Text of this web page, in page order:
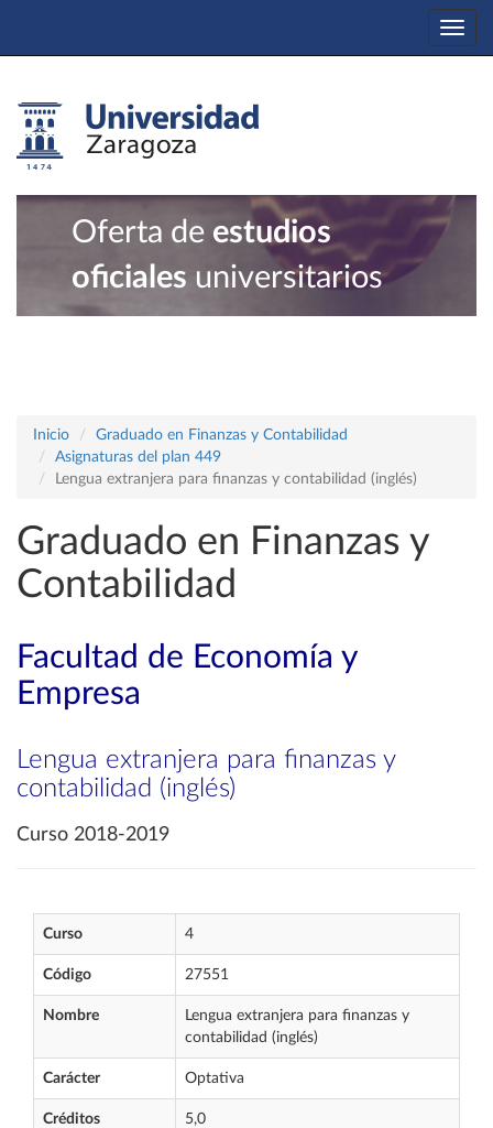
Oferta de estudios
oficiales universitarios
Inicio
Graduado en Finanzas y Contabilidad
Asignaturas del plan 449
Lengua extranjera para finanzas y contabilidad (inglés)
Graduado en Finanzas y
Contabilidad
Facultad de Economía y
Empresa
Lengua extranjera para finanzas y
contabilidad (inglés)
Curso 2018-2019
Curso 4
Código 27551
Nombre
Lengua extranjera para finanzas y
contabilidad (inglés)
Carácter Optativa
Créditos 5,0